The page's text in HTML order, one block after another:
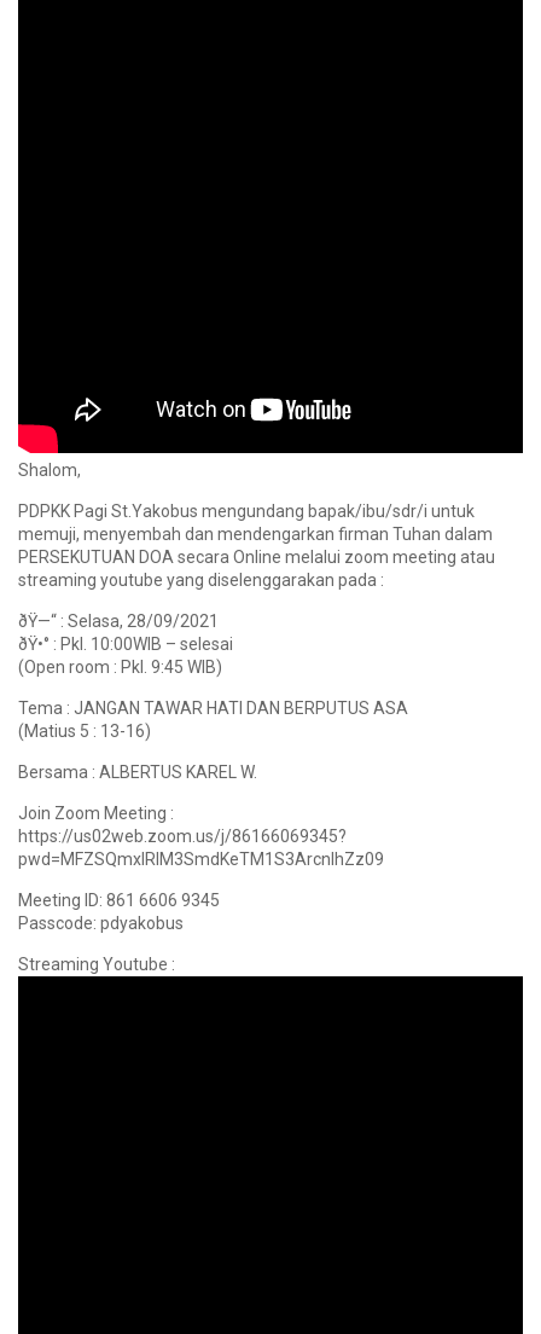
Shalom,
PDPKK Pagi St.Yakobus mengundang bapak/ibu/sdr/i untuk
memuji, menyembah dan mendengarkan firman Tuhan dalam
PERSEKUTUAN DOA secara Online melalui zoom meeting atau
streaming youtube yang diselenggarakan pada :
ðŸ—“ : Selasa, 28/09/2021
ðŸ•° : Pkl. 10:00WIB – selesai
(Open room : Pkl. 9:45 WIB)
Tema : JANGAN TAWAR HATI DAN BERPUTUS ASA
(Matius 5 : 13-16)
Bersama : ALBERTUS KAREL W.
Join Zoom Meeting :
https://us02web.zoom.us/j/86166069345?
pwd=MFZSQmxIRlM3SmdKeTM1S3ArcnlhZz09
Meeting ID: 861 6606 9345
Passcode: pdyakobus
Streaming Youtube :